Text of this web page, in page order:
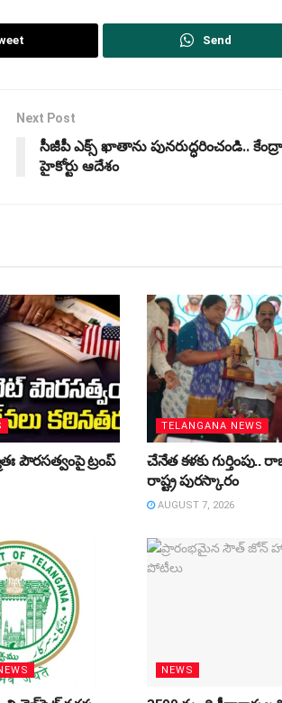
Send
Next Post
సీజీపీ ఎక్స్‌ ఖాతాను పునరుద్ధరించండి..
హైకోర్టు ఆదేశం
పౌరసత్వంపై ట్రంప్‌
TELANGANA NEWS
చేనేత కళకు గుర్తింపు..
రాష్ట్ర పురస్కారం
AUGUST 7, 2026
NEWS